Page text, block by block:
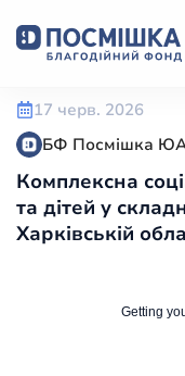
17 черв. 2026
БФ Посмішка
Комплексна
та дітей у
Харківській
Getting